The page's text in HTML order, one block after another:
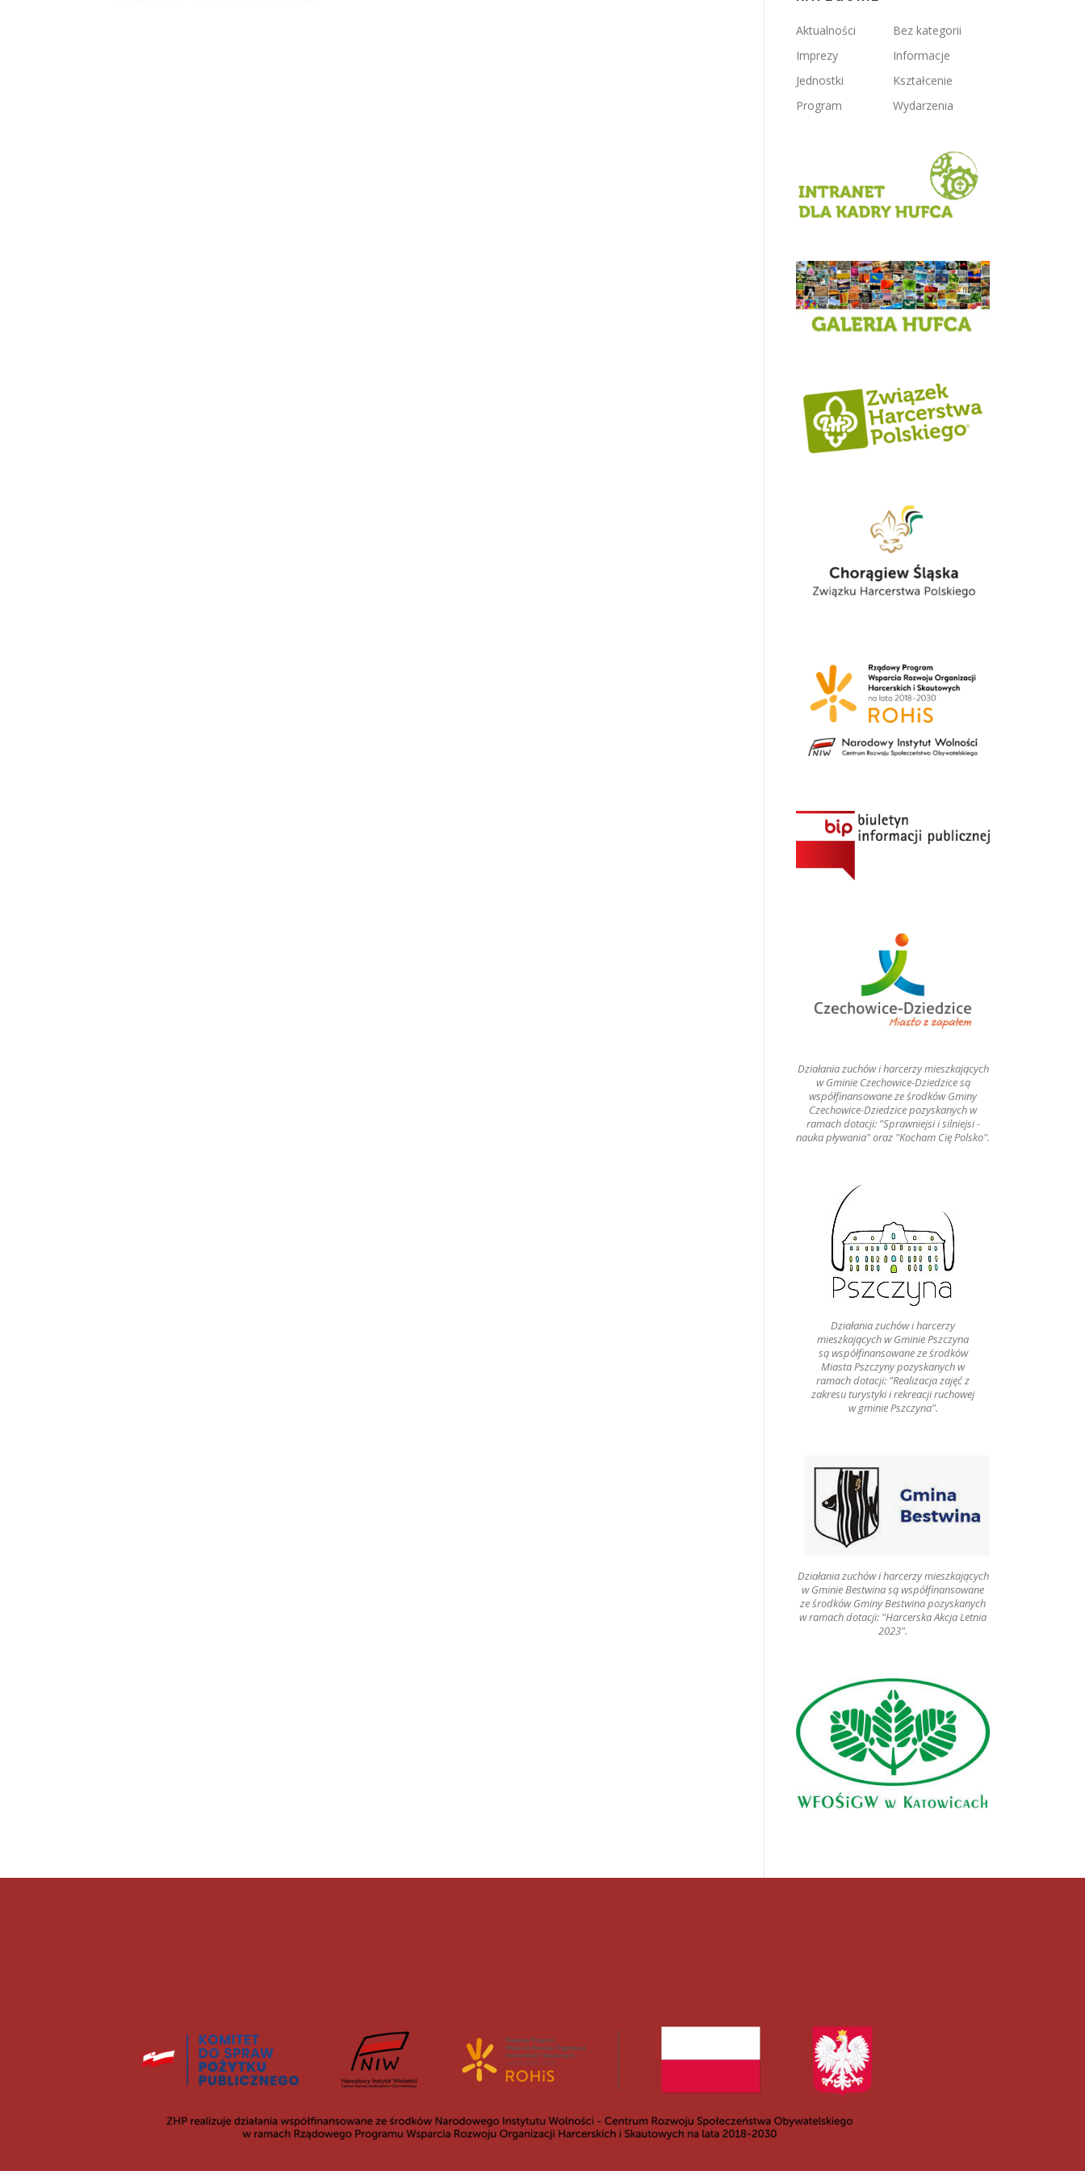
Aktualności
Bez kategorii
Imprezy
Informacje
Jednostki
Kształcenie
Program
Wydarzenia
Działania zuchów i harcerzy mieszkających
w Gminie Czechowice-Dziedzice są
współfinansowane ze środków Gminy
Czechowice-Dziedzice pozyskanych w
ramach dotacji: "Sprawniejsi i silniejsi -
nauka pływania" oraz "Kocham Cię Polsko".
Działania zuchów i harcerzy
mieszkających w Gminie Pszczyna
są współfinansowane ze środków
Miasta Pszczyny pozyskanych w
ramach dotacji: "Realizacja zajęć z
zakresu turystyki i rekreacji ruchowej
w gminie Pszczyna".
Działania zuchów i harcerzy mieszkających
w Gminie Bestwina są współfinansowane
ze środków Gminy Bestwina pozyskanych
w ramach dotacji: "Harcerska Akcja Letnia
2023".